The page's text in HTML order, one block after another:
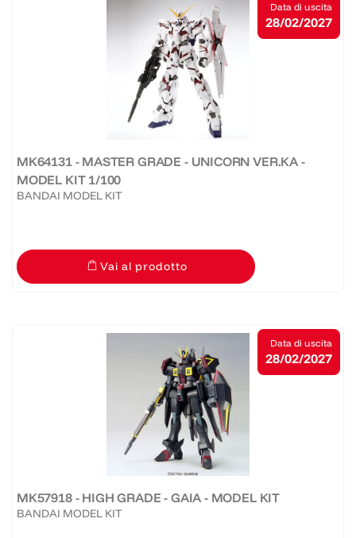
MK64131 - MASTER GRADE - UNICORN VER.KA -
MODEL KIT 1/100
BANDAI MODEL KIT
Vai al prodotto
Data di uscita
28/02/2027
MK57918 - HIGH GRADE - GAIA - MODEL KIT
BANDAI MODEL KIT
Data di uscita
28/02/2027